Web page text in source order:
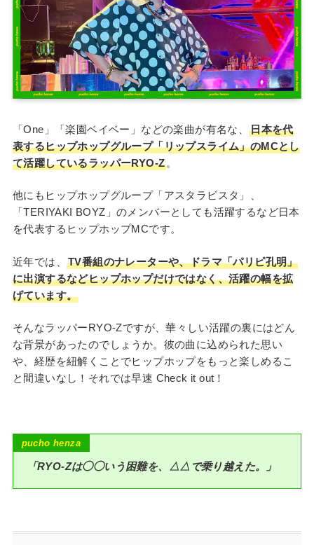
「One」「楽園ベイベー」などの楽曲が有名な、日本を代
表するヒップホップグループ「リップスライム」のMCとし
て活躍しているラッパーRYO-Z 。
他にもヒップホップグループ「アスタラビスタ」、
「TERIYAKI BOYZ」のメンバーとしても活躍するなど日本
を代表するヒップホップMCです。
近年では、
TV番組のナレーターや、ドラマ「パリピ孔明」
に出演するなどヒップホップだけではなく、活躍の幅を拡
げています。
そんなラッパーRYO-Zですが、華々しい活躍の裏にはどん
な背景があったのでしょうか。彼の曲に込められた思い
や、経歴を紐解くことでヒップホップをもっと楽しめるこ
と間違いなし！それでは早速 Check it out！
pucho henza
「RYO-Zは◯◯いう困難を、△△で乗り越えた。」